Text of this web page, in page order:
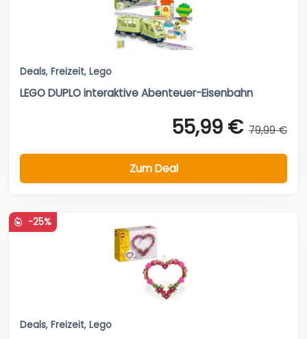
Deals, Freizeit, Lego
LEGO DUPLO interaktive Abenteuer-Eisenbahn
55,99 € 79,99 €
Zum Deal
-25%
Deals, Freizeit, Lego